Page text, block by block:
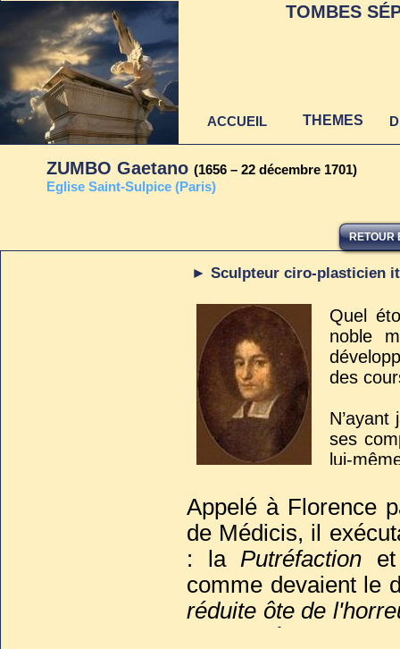
RETOUR
ZUMBO Gaetano (1656 – 22 décembre 1701)
Eglise Saint-Sulpice (Paris)
► Sculpteur ciro-plasticien
Quel
noble
des
ses
lui-
naître
firent
Appelé à Florence
de Médicis, il
: la Putréfaction
comme devaient le
réduite ôte de
TOMBES
ACCUEIL THEMES